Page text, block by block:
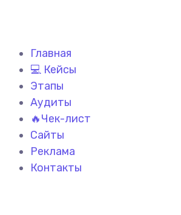
Главная
💻 Кейсы
Этапы
Аудиты
🔥Чек-лист
Сайты
Реклама
Контакты